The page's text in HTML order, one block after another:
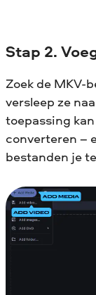
Stap 2.
Zoek de MKV-
versleep ze
toepassing
converteren –
bestanden je